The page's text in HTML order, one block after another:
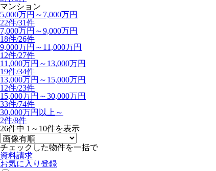
マンション
5,000万円～7,000万円
22件/31件
7,000万円～9,000万円
18件/26件
9,000万円～11,000万円
12件/27件
11,000万円～13,000万円
19件/34件
13,000万円～15,000万円
12件/23件
15,000万円～30,000万円
33件/74件
30,000万円以上～
2件/8件
26件中 1～10件を表示
チェックした物件を一括で
資料請求
お気に入り登録